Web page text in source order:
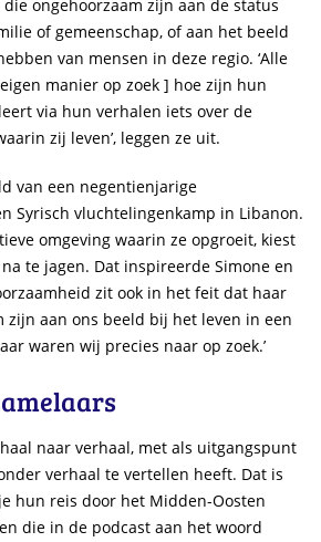
ongehoorzaam zijn aan de status
of gemeenschap, of aan het beeld
van mensen in deze regio. ‘Alle
manier op zoek ] hoe zijn hun
via hun verhalen iets over de
zij leven’, leggen ze uit.
van een negentienjarige
Syrisch vluchtelingenkamp in Libanon.
omgeving waarin ze opgroeit, kiest
te jagen. Dat inspireerde Simone en
zit ook in het feit dat haar
zijn aan ons beeld bij het leven in een
waren wij precies naar op zoek.’
naar verhaal, met als uitgangspunt
verhaal te vertellen heeft. Dat is
hun reis door het Midden-Oosten
die in de podcast aan het woord